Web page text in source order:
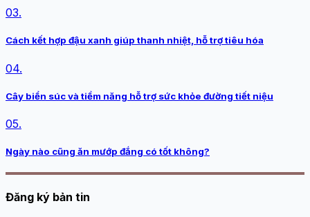
03.
Cách kết hợp đậu xanh giúp thanh nhiệt, hỗ trợ tiêu hóa
04.
Cây biển súc và tiềm năng hỗ trợ sức khỏe đường tiết niệu
05.
Ngày nào cũng ăn mướp đắng có tốt không?
Đăng ký bản tin